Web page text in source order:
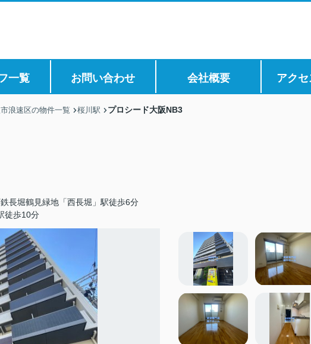
一覧 お問い合わせ 会社概要 アク
浪速区の物件一覧 桜川駅 プロシード大阪NB3
長堀鶴見緑地「西長堀」駅徒歩6分
徒歩10分